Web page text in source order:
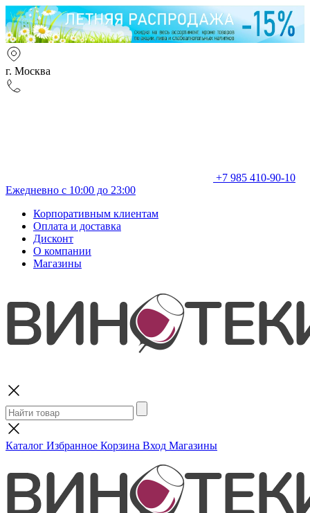
г. Москва
+7 985 410-90-10
Ежедневно с 10:00 до 23:00
Корпоративным клиентам
Оплата и доставка
Дисконт
О компании
Магазины
Каталог Избранное Корзина Вход Магазины